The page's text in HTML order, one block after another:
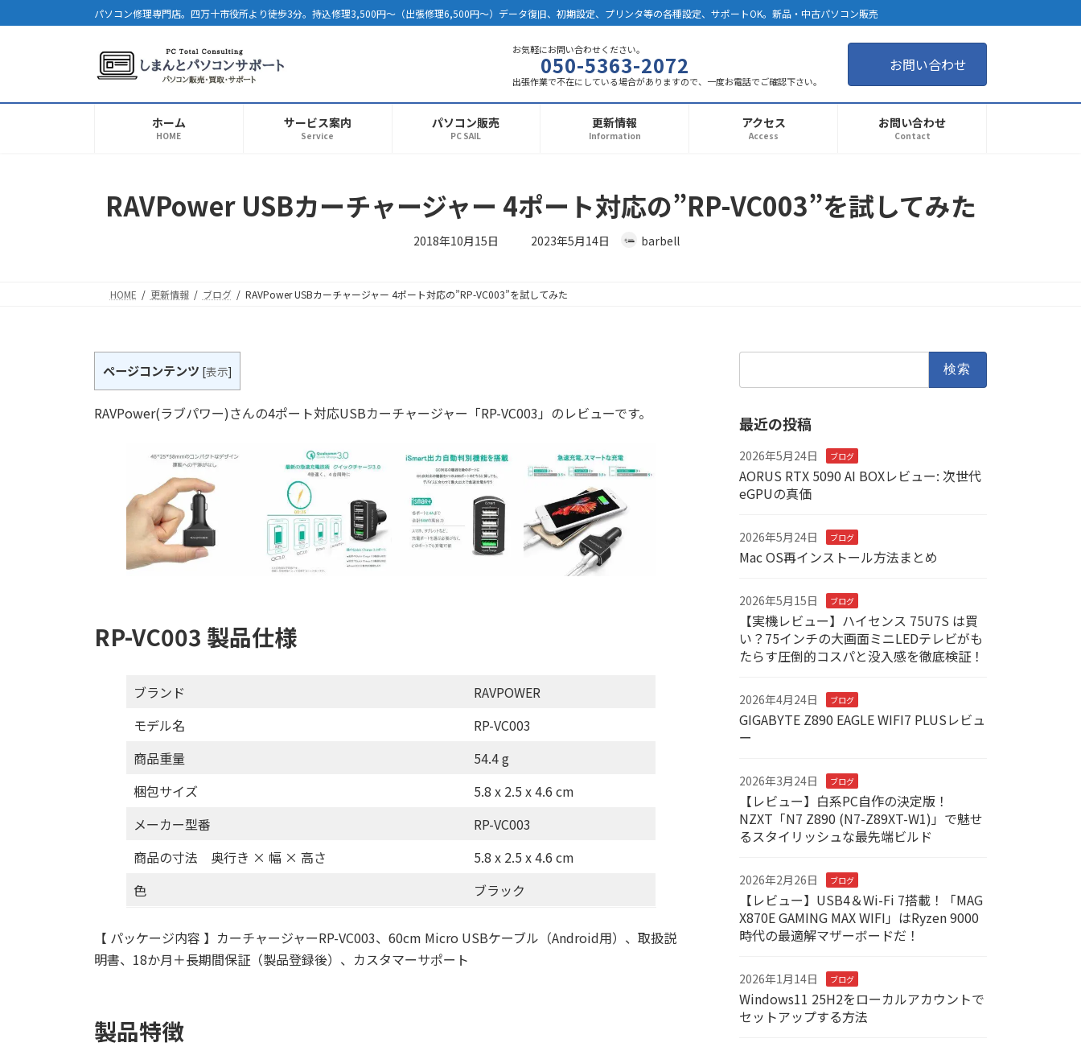
ン
へ
ビ
ョ
パソコン修理専門店。四万十市役所より徒歩3分。持込修理3,500円～（出張修理6,500円～）データ復旧、初期設定、プリンタ等の各種設定、サポートOK。新品・中古パソコン販売
お気軽にお問い合わせください。
050-5363-2072
出張作業で不在にしている場合がありますので、一度お電話でご確認下さい。
お問い合わせ
ホーム
HOME
サービス案内
Service
パソコン販売
PC SAIL
更新情報
Information
アクセス
Access
お問い合わせ
Contact
RAVPower USBカーチャージャー 4ポート対応の”RP-VC003”を試してみた
2018年10月15日 最
終
時
:
2023年5月14日 barbell
HOME 更新情報 ブログ RAVPower USBカーチャージャー 4ポート対応の”RP-VC003”を試してみた
ページコンテンツ [表示]
RAVPower(ラブパワー)さんの4ポート対応USBカーチャージャー「RP-VC003」のレビューです。
RP-VC003 製品仕様
ブランド
RAVPOWER
モデル名
RP-VC003
商品重量
54.4 g
梱包サイズ
5.8 x 2.5 x 4.6 cm
メーカー型番
RP-VC003
商品の寸法 奥行き × 幅 × 高さ
5.8 x 2.5 x 4.6 cm
色
ブラック
【 パッケージ内容 】カーチャージャーRP-VC003、60cm Micro USBケーブル（Android用）、取扱説
明書、18か月＋長期間保証（製品登録後）、カスタマーサポート
製品特徴
最近の投稿
2026年5月24日 ブログ
AORUS RTX 5090 AI BOXレビュー: 次世代
eGPUの真価
2026年5月24日 ブログ
Mac OS再インストール方法まとめ
2026年5月15日 ブログ
【実機レビュー】ハイセンス 75U7S は買
い？75インチの大画面ミニLEDテレビがも
たらす圧倒的コスパと没入感を徹底検証！
2026年4月24日 ブログ
GIGABYTE Z890 EAGLE WIFI7 PLUSレビュ
ー
2026年3月24日 ブログ
【レビュー】白系PC自作の決定版！
NZXT「N7 Z890 (N7-Z89XT-W1)」で魅せ
るスタイリッシュな最先端ビルド
2026年2月26日 ブログ
【レビュー】USB4＆Wi-Fi 7搭載！「MAG
X870E GAMING MAX WIFI」はRyzen 9000
時代の最適解マザーボードだ！
2026年1月14日 ブログ
Windows11 25H2をローカルアカウントで
セットアップする方法